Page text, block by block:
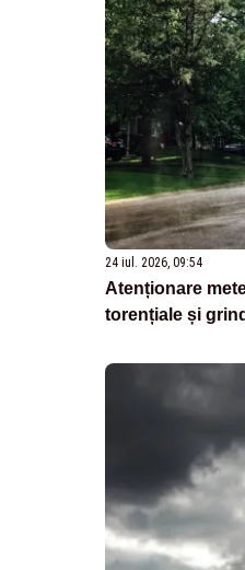
24 iul. 2026, 09:54
Atenționare
torențiale și